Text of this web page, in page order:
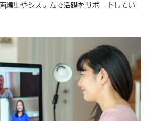
編集やシステムで活躍をサポートしてい